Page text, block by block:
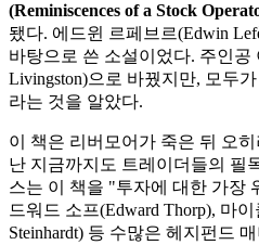
(Reminiscences of a Stock
됐다. 에드윈 르페브르(Edwin
바탕으로 쓴 소설이었다. 주인공
Livingston)으로 바꿨지만, 모두
라는 것을 알았다.
이 책은 리버모어가 죽은 뒤 오
난 지금까지도 트레이더들의 필
스는 이 책을 "투자에 대한 가장
드워드 소프(Edward Thorp), 마
Steinhardt) 등 수많은 헤지펀드